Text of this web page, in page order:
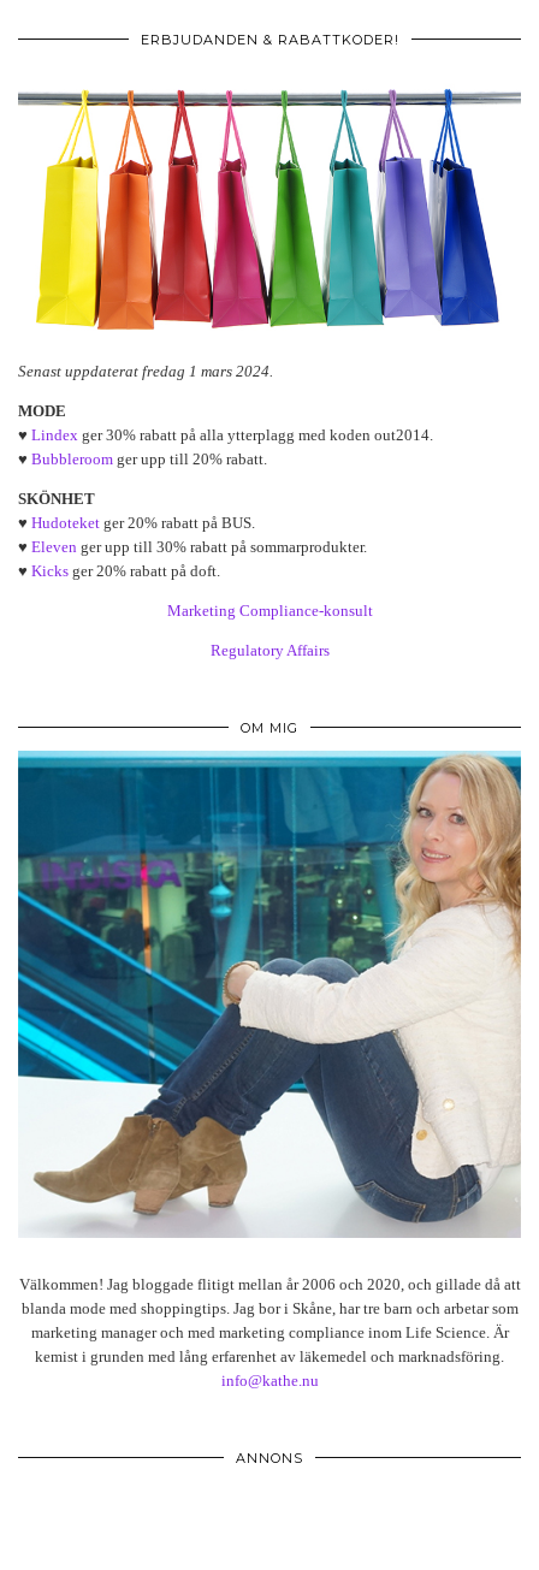
ERBJUDANDEN & RABATTKODER!
Senast uppdaterat fredag 1 mars 2024.
MODE
♥ Lindex ger 30% rabatt på alla ytterplagg med koden out2014.
♥ Bubbleroom ger upp till 20% rabatt.
SKÖNHET
♥ Hudoteket ger 20% rabatt på BUS.
♥ Eleven ger upp till 30% rabatt på sommarprodukter.
♥ Kicks ger 20% rabatt på doft.
Marketing Compliance-konsult
Regulatory Affairs
OM MIG
Välkommen! Jag bloggade flitigt mellan år 2006 och 2020, och gillade då att
blanda mode med shoppingtips. Jag bor i Skåne, har tre barn och arbetar som
marketing manager och med marketing compliance inom Life Science. Är
kemist i grunden med lång erfarenhet av läkemedel och marknadsföring.
info@kathe.nu
ANNONS